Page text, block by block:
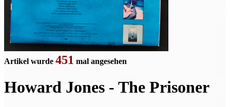
Artikel wurde 451 mal angesehen
Howard Jones - The Prisoner